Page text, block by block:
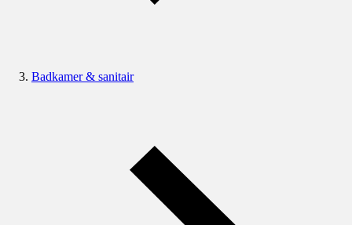
Badkamer & sanitair